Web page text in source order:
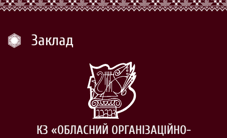
Заклад
КЗ «ОБЛАСНИЙ ОРГАНІЗАЦІЙНО-